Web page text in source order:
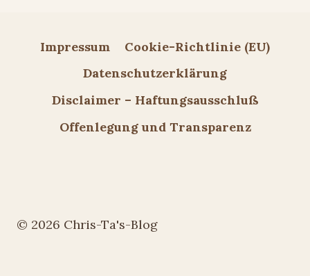
Impressum
Cookie-Richtlinie (EU)
Datenschutzerklärung
Disclaimer – Haftungsausschluß
Offenlegung und Transparenz
© 2026 Chris-Ta's-Blog